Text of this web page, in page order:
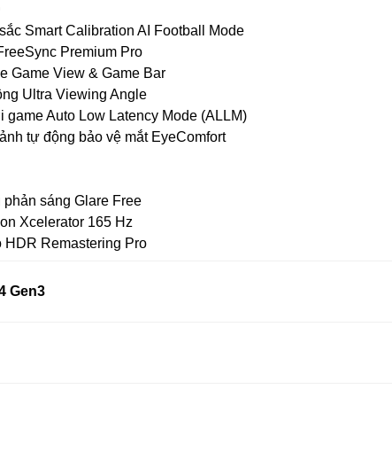
Smart Calibration AI Football Mode
Premium Pro
Game View & Game Bar
Ultra Viewing Angle
game Auto Low Latency Mode (ALLM)
tự động bảo vệ mắt EyeComfort
phản sáng Glare Free
Xcelerator 165 Hz
HDR Remastering Pro
Gen3